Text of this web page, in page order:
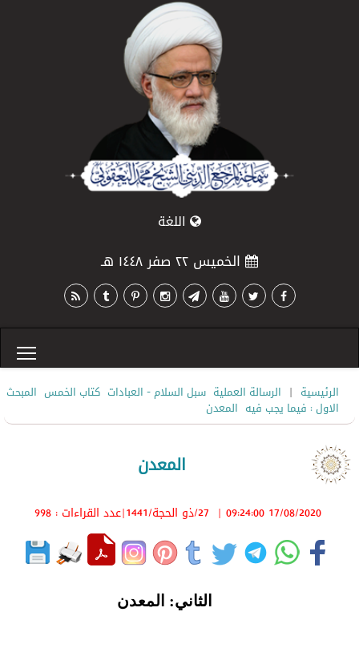
اللغة
الخميس ٢٢ صفر ١٤٤٨ هـ
الرئيسية | الرسالة العملية سبل السلام - العبادات كتاب الخمس المبحث
الاول : فيما يجب فيه المعدن
المعدن
17/08/2020 09:24:00
| 27/ذو الحجة/1441 |عدد القراءات : 998
الثاني: المعدن